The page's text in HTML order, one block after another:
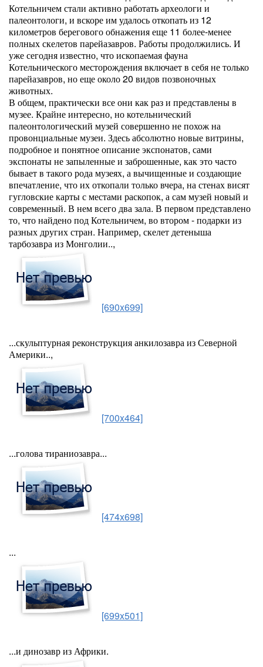
Котельничем стали активно работать археологи и
палеонтологи, и вскоре им удалось откопать из 12
километров берегового обнажения еще 11 более-менее
полных скелетов парейазавров. Работы продолжились. И
уже сегодня известно, что ископаемая фауна
Котельнического месторождения включает в себя не только
парейазавров, но еще около 20 видов позвоночных
животных.
В общем, практически все они как раз и представлены в
музее. Крайне интересно, но котельнический
палеонтологический музей совершенно не похож на
провонциальные музеи. Здесь абсолютно новые витрины,
подробное и понятное описание экспонатов, сами
экспонаты не запыленные и заброшенные, как это часто
бывает в такого рода музеях, а вычищенные и создающие
впечатление, что их откопали только вчера, на стенах висят
гугловские карты с местами раскопок, а сам музей новый и
современный. В нем всего два зала. В первом представлено
то, что найдено под Котельничем, во втором - подарки из
разных других стран. Например, скелет детеныша
тарбозавра из Монголии..,
[690x699]
...скульптурная реконструкция анкилозавра из Северной
Америки..,
[700x464]
...голова тираниозавра...
[474x698]
...
[699x501]
...и динозавр из Африки.